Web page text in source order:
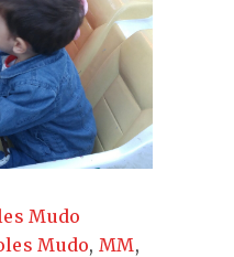
Mudo
Mudo, MM,